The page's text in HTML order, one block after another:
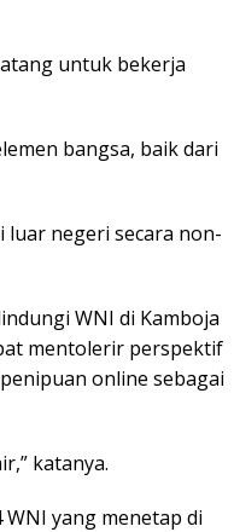
untuk bekerja
bangsa, baik dari
luar negeri secara non-
WNI di Kamboja
mentolerir perspektif
online sebagai
katanya.
yang menetap di